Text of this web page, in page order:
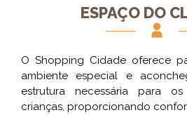
ESPAÇO DO
O Shopping Cidade oferece
ambiente especial e
estrutura necessária para
crianças, proporcionando